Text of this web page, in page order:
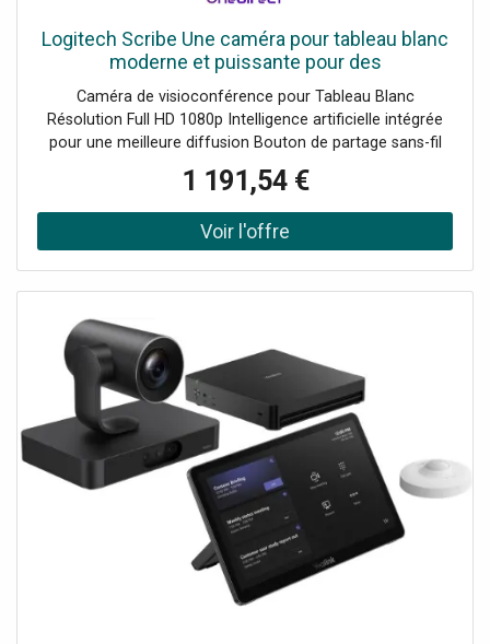
Logitech Scribe Une caméra pour tableau blanc
moderne et puissante pour des
visioconférences en haute définition.
Caméra de visioconférence pour Tableau Blanc
Résolution Full HD 1080p Intelligence artificielle intégrée
pour une meilleure diffusion Bouton de partage sans-fil
inclus Branchement facile et rapide Compatible avec
Microsoft Teams et Zoom
1 191,54 €